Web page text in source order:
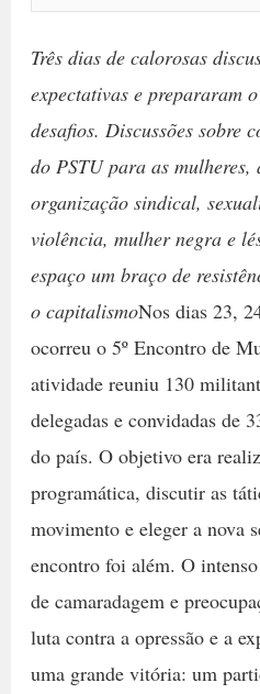
Três dias de calorosas
expectativas e prepararam
desafios. Discussões sobre
do PSTU para as mulheres,
organização sindical,
violência, mulher negra e
espaço um braço de
o capitalismoNos dias 23,
ocorreu o 5º Encontro de
atividade reuniu 130
delegadas e convidadas de
do país. O objetivo era
programática, discutir as
movimento e eleger a nova
encontro foi além. O
de camaradagem e
luta contra a opressão e a
uma grande vitória: um